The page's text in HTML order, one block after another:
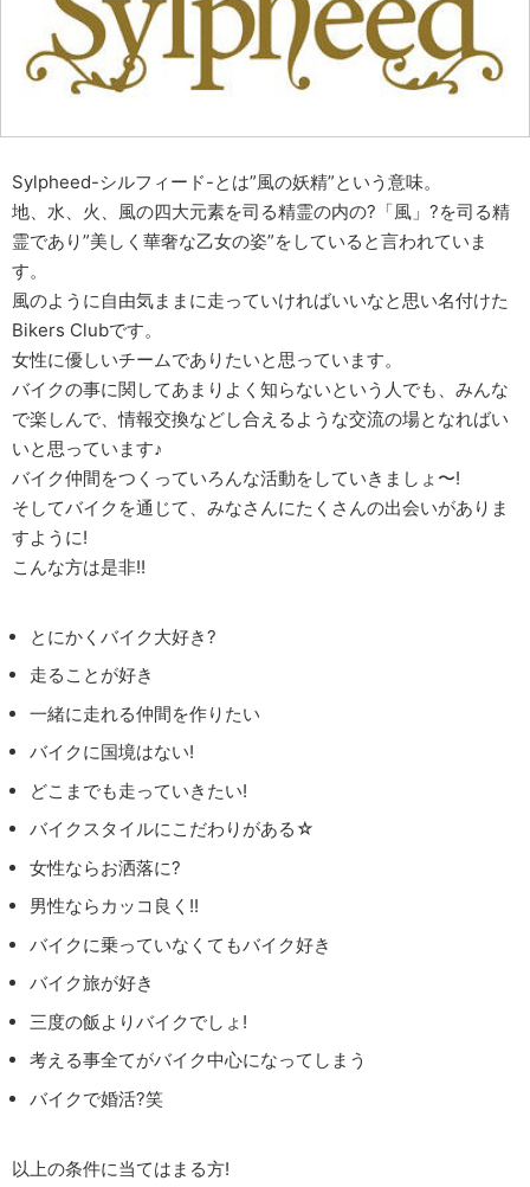
Sylpheed-シルフィード-とは”風の妖精”という意味。
地、水、火、風の四大元素を司る精霊の内の?「風」?を司る精
霊であり”美しく華奢な乙女の姿”をしていると言われていま
す。
風のように自由気ままに走っていければいいなと思い名付けた
Bikers Clubです。
女性に優しいチームでありたいと思っています。
バイクの事に関してあまりよく知らないという人でも、みんな
で楽しんで、情報交換などし合えるような交流の場となればい
いと思っています♪
バイク仲間をつくっていろんな活動をしていきましょ〜!
そしてバイクを通じて、みなさんにたくさんの出会いがありま
すように!
こんな方は是非!!
とにかくバイク大好き?
走ることが好き
一緒に走れる仲間を作りたい
バイクに国境はない!
どこまでも走っていきたい!
バイクスタイルにこだわりがある☆
女性ならお洒落に?
男性ならカッコ良く!!
バイクに乗っていなくてもバイク好き
バイク旅が好き
三度の飯よりバイクでしょ!
考える事全てがバイク中心になってしまう
バイクで婚活?笑
以上の条件に当てはまる方!